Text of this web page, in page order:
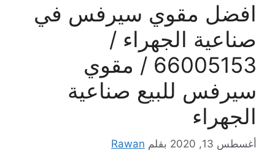
افضل مقوي سيرفس في
صناعية الجهراء /
66005153 / مقوي
سيرفس للبيع صناعية
الجهراء
أغسطس 13, 2020 بقلم Rawan